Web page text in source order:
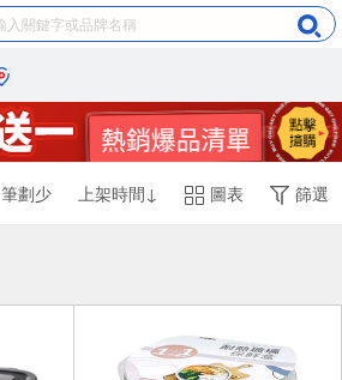
筆劃少 上架時間↓ 圖表 篩選